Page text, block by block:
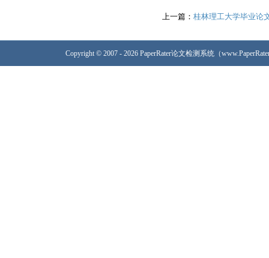
上一篇： 桂林理工大学毕业论
Copyright © 2007 - 2026 PaperRater论文检测系统（